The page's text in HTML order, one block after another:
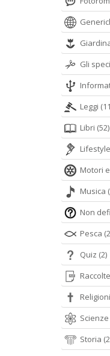
Gli
Leggi
Libri (52)
Lifestyle
Motori
Musica
Non
Pesca
Quiz (2)
Religioni
Scienze
Storia